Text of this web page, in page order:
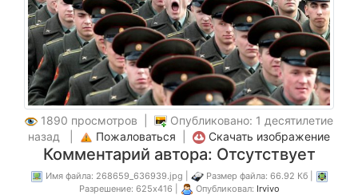
1890 просмотров |
Опубликовано: 1 десятилетие
назад |
Пожаловаться Скачать изображение
Комментарий автора: Отсутствует
Имя файла: 268659_636939.jpg |
Размер файла: 66.92 Кб |
Разрешение: 625x416 |
Опубликовал: Irvivo